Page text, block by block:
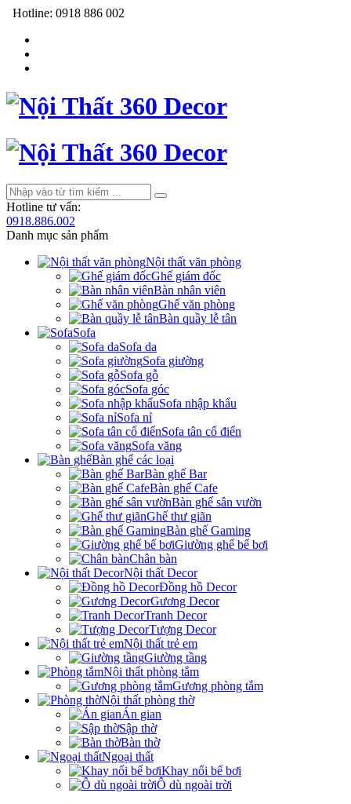
Hotline: 0918 886 002
Hotline tư vấn:
0918.886.002
Danh mục sản phẩm
Nội thất văn phòng
Ghế giám đốc
Bàn nhân viên
Ghế văn phòng
Bàn quầy lễ tân
Sofa
Sofa da
Sofa giường
Sofa gỗ
Sofa góc
Sofa nhập khẩu
Sofa nỉ
Sofa tân cổ điển
Sofa văng
Bàn ghế các loại
Bàn ghế Bar
Bàn ghế Cafe
Bàn ghế sân vườn
Ghế thư giãn
Bàn ghế Gaming
Giường ghế bể bơi
Chân bàn
Nội thất Decor
Đồng hồ Decor
Gương Decor
Tranh Decor
Tượng Decor
Nội thất trẻ em
Giường tầng
Nội thất phòng tắm
Gương phòng tắm
Nội thất phòng thờ
Án gian
Sập thờ
Bàn thờ
Ngoại thất
Khay nổi bể bơi
Ô dù ngoài trời